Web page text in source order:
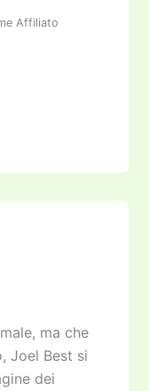
Affiliato
ma che
Joel Best si
dei